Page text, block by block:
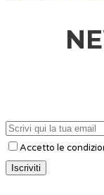
Accetto le